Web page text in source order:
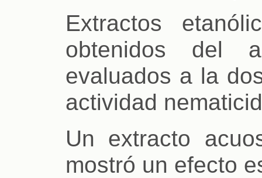
Extractos
obtenidos del
evaluados a la
actividad
Un extracto
mostró un efecto